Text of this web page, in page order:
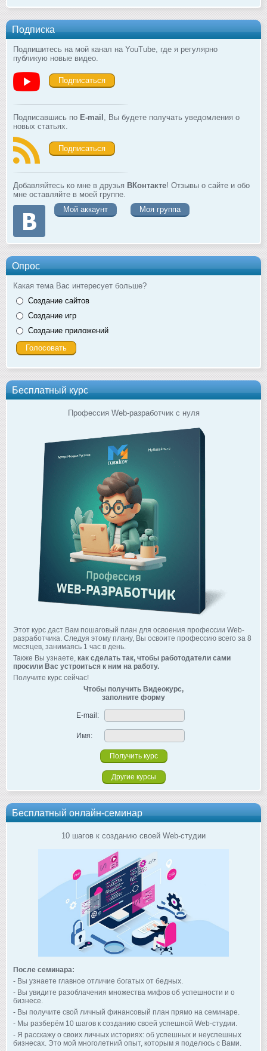
Подписка
Подпишитесь на мой канал на YouTube, где я регулярно
публикую новые видео.
Подписаться
Подписавшись по E-mail , Вы будете получать уведомления о
новых статьях.
Подписаться
Добавляйтесь ко мне в друзья ВКонтакте! Отзывы о сайте и обо
мне оставляйте в моей группе.
Мой аккаунт
Моя группа
Опрос
Какая тема Вас интересует больше?
Создание сайтов
Создание игр
Создание приложений
Бесплатный курс
Профессия Web-разработчик с нуля
Этот курс даст Вам пошаговый план для освоения профессии Web-
разработчика. Следуя этому плану, Вы освоите профессию всего за 8
месяцев, занимаясь 1 час в день.
Также Вы узнаете, как сделать так, чтобы работодатели сами
просили Вас устроиться к ним на работу.
Получите курс сейчас!
Чтобы получить Видеокурс,
заполните форму
E-mail:
Имя:
Другие курсы
Бесплатный онлайн-семинар
10 шагов к созданию своей Web-студии
После семинара:
- Вы узнаете главное отличие богатых от бедных.
- Вы увидите разоблачения множества мифов об успешности и о
бизнесе.
- Вы получите свой личный финансовый план прямо на семинаре.
- Мы разберём 10 шагов к созданию своей успешной Web-студии.
- Я расскажу о своих личных историях: об успешных и неуспешных
бизнесах. Это мой многолетний опыт, которым я поделюсь с Вами.